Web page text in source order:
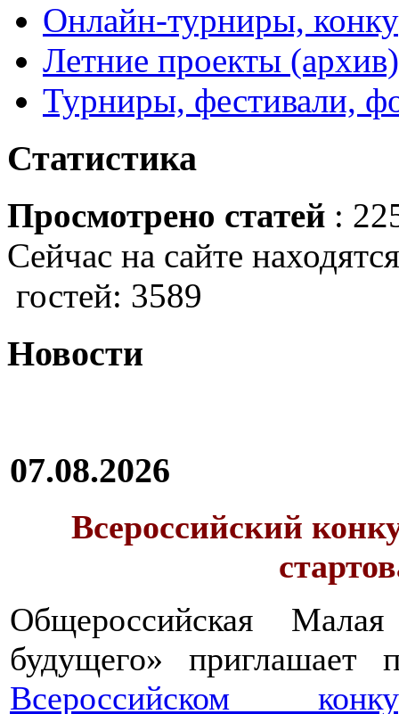
Онлайн-турниры,
Летние проекты (архив)
Турниры, фестивали,
Статистика
Просмотрено статей :
Сейчас на сайте
гостей: 3589
Новости
07.08.2026
Всероссийский
Общероссийская
будущего» приглашает
Всероссийском